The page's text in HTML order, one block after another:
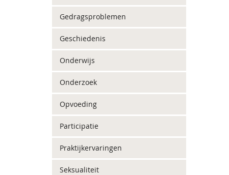
Gedragsproblemen
Geschiedenis
Onderwijs
Onderzoek
Opvoeding
Participatie
Praktijkervaringen
Seksualiteit